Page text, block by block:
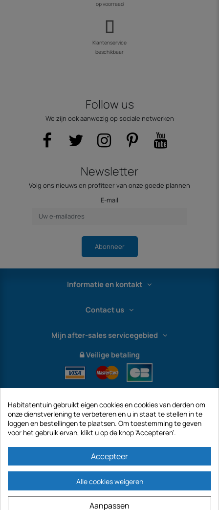
op voorraad
Klantenservice
beschikbaar
Follow us
We zijn ook aanwezig op sociale netwerken
Newsletter
Volg ons nieuws en profiteer van onze goede plannen
E-mail
Abonneer
Informatie en kontakt
Contact us
Mijn after-sales servicegebied
Veilige betaling
International
https://www.habitatentuin.nl is een site van het bedrijf GECODIS SA met een
kapitaal van € 187.203,29, 32 Rue de Paradis - PARIJS 75010 (FRANKRIJK).
Habitatentuin gebruikt eigen cookies en cookies van derden om
onze dienstverlening te verbeteren en u in staat te stellen in te
loggen en bestellingen te plaatsen. Om toestemming te geven
voor het gebruik ervan, klikt u op de knop 'Accepteren'.
Accepteer
Alle cookies weigeren
Aanpassen